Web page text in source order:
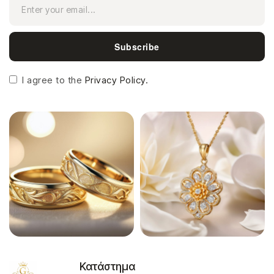
Subscribe
I agree to the Privacy Policy.
Κατάστημα